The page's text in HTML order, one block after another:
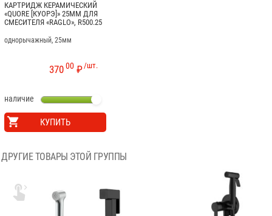
КАРТРИДЖ КЕРАМИЧЕСКИЙ
«QUORE [КУОРЭ]» 25ММ ДЛЯ
СМЕСИТЕЛЯ «RAGLO», R500.25
однорычажный, 25мм
/шт.
37000 ₽
наличие
КУПИТЬ
ДРУГИЕ ТОВАРЫ ЭТОЙ ГРУППЫ
